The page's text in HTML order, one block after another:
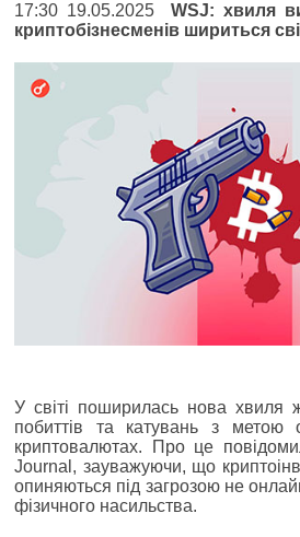
17:30 19.05.2025WSJ: xвиля
криптобізнесменів шириться
У світі поширилась нова хвиля
побиттів та катувань з метою
криптовалютах. Про це
Journal, зауважуючи, що
опиняються під загрозою не
фізичного насильства.